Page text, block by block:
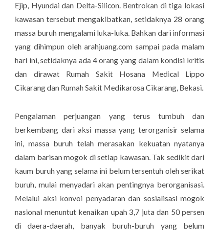
Ejip, Hyundai dan Delta-Silicon. Bentrokan di tiga lokasi
kawasan tersebut mengakibatkan, setidaknya 28 orang
massa buruh mengalami luka-luka. Bahkan dari informasi
yang dihimpun oleh arahjuang.com sampai pada malam
hari ini, setidaknya ada 4 orang yang dalam kondisi kritis
dan dirawat Rumah Sakit Hosana Medical Lippo
Cikarang dan Rumah Sakit Medikarosa Cikarang, Bekasi.
Pengalaman perjuangan yang terus tumbuh dan
berkembang dari aksi massa yang terorganisir selama
ini, massa buruh telah merasakan kekuatan nyatanya
dalam barisan mogok di setiap kawasan. Tak sedikit dari
kaum buruh yang selama ini belum tersentuh oleh serikat
buruh, mulai menyadari akan pentingnya berorganisasi.
Melalui aksi konvoi penyadaran dan sosialisasi mogok
nasional menuntut kenaikan upah 3,7 juta dan 50 persen
di daera-daerah, banyak buruh-buruh yang belum